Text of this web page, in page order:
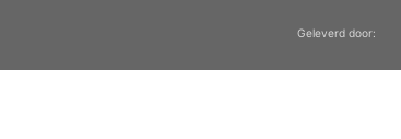
Geleverd door: